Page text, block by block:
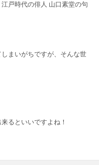
戸時代の俳人 山口素堂の句
まいがちですが、そんな世
るといいですよね！